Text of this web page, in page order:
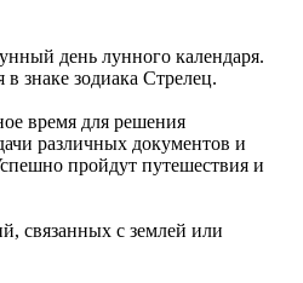
день лунного календаря.
знаке зодиака Стрелец.
время для решения
различных документов и
пройдут путешествия и
связанных с землей или